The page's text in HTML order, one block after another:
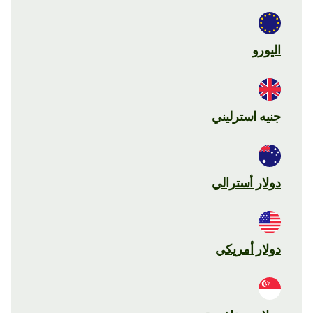
اليورو
جنيه استرليني
دولار أسترالي
دولار أمريكي